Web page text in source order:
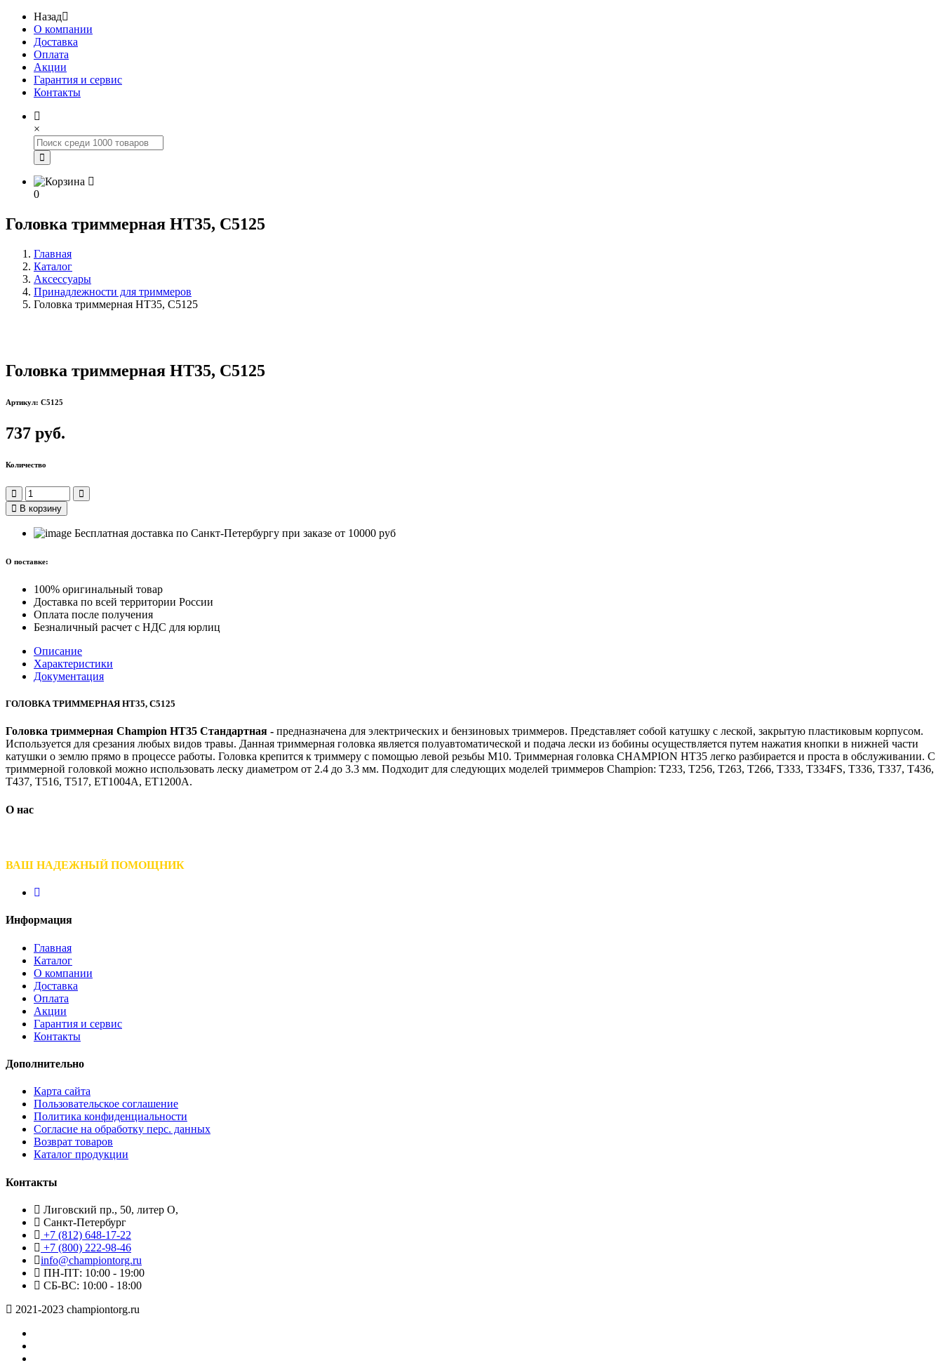
Назад
О компании
Доставка
Оплата
Акции
Гарантия и сервис
Контакты
×
0
Головка триммерная HT35, C5125
Главная
Каталог
Аксессуары
Принадлежности для триммеров
Головка триммерная HT35, C5125
Головка триммерная HT35, C5125
Артикул: C5125
737 руб.
Количество
В корзину
Бесплатная доставка по Санкт-Петербургу при заказе от 10000 руб
О поставке:
100% оригинальный товар
Доставка по всей территории России
Оплата после получения
Безналичный расчет с НДС для юрлиц
Описание
Характеристики
Документация
ГОЛОВКА ТРИММЕРНАЯ HT35, C5125
Головка триммерная Champion HT35 Стандартная - предназначена для электрических и бензиновых триммеров. Представляет собой катушку с леской, закрытую пластиковым корпусом.
Используется для срезания любых видов травы. Данная триммерная головка является полуавтоматической и подача лески из бобины осуществляется путем нажатия кнопки в нижней части
катушки о землю прямо в процессе работы. Головка крепится к триммеру с помощью левой резьбы М10. Триммерная головка CHAMPION HT35 легко разбирается и проста в обслуживании. С
триммерной головкой можно использовать леску диаметром от 2.4 до 3.3 мм. Подходит для следующих моделей триммеров Champion: T233, T256, T263, T266, T333, T334FS, T336, T337, T436,
T437, T516, T517, ET1004A, ET1200A.
О нас
ВАШ НАДЕЖНЫЙ ПОМОЩНИК
Информация
Главная
Каталог
О компании
Доставка
Оплата
Акции
Гарантия и сервис
Контакты
Дополнительно
Карта сайта
Пользовательское соглашение
Политика конфиденциальности
Согласие на обработку перс. данных
Возврат товаров
Каталог продукции
Контакты
Лиговский пр., 50, литер О,
Санкт-Петербург
+7 (812) 648-17-22
+7 (800) 222-98-46
info@championtorg.ru
ПН-ПТ: 10:00 - 19:00
СБ-ВС: 10:00 - 18:00
2021-2023 championtorg.ru